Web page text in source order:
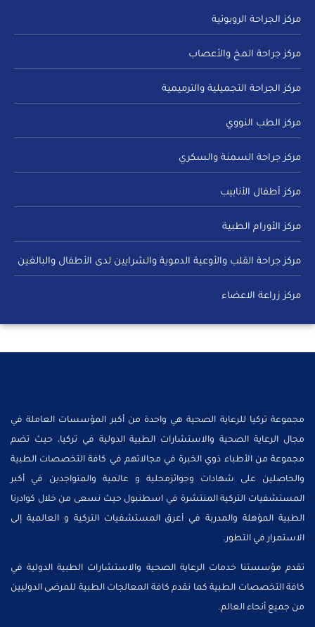
مركز الجراحة الروبوتية
مركز جراحة المخ والأعصاب
مركز الجراحة التجميلية والترميمية
مركز الطب النووي
مركز جراحة السمنة والسكري
مركز أطفال الأنابيب
مركز الأورام الطبية
مركز جراحة القلب والأوعية الدموية والشرايين لدى الأطفال والبالغين
مركز زراعة الاعضاء
مجموعة تركيا للرعاية الصحية هي واحدة من أكبر المؤسسات العاملة في
مجال الرعاية الصحية والاستشارات الطبية الدولية في تركيا، حيث تضم
مجموعة من الأطباء ذوي الخبرة في مجالاتهم في كافة التخصصات الطبية
والحاصلين على شهادات وجوائزمحلية و عالمية والمتواجدين في أكبر
المستشفيات التركية المنتشرة في اسطنبول حيث نسعى من خلال كوادرنا
الطبية المؤهلة والمدربة في أعرق المستشفيات التركية و العالمية إلى
الاستمرار في التطور.
تقدم مؤسستنا خدمات الرعاية الصحية والاستشارات الطبية الدولية في
كافة التخصصات الطبية كما نقدم كافة المعالجات الطبية للمرضى الدوليين
من جميع أنحاء العالم.